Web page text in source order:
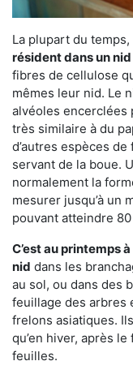
La plupart du temps,
résident dans un nid
fibres de cellulose
mêmes leur nid. Le
alvéoles encerclées
très similaire à du
d’autres espèces
servant de la boue.
normalement la
mesurer jusqu’à un
pouvant atteindre 80
C’est au printemps
nid dans les
au sol, ou dans des
feuillage des arbres
frelons asiatiques.
qu’en hiver, après
feuilles.